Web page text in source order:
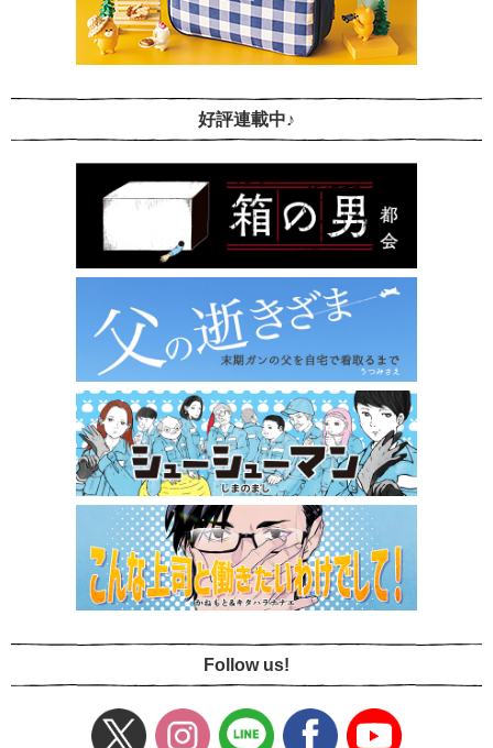
好評連載中♪
Follow us!